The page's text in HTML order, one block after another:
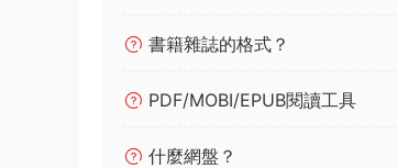
書籍雜誌的格式？
PDF/MOBI/EPUB閱讀工具
什麼網盤？